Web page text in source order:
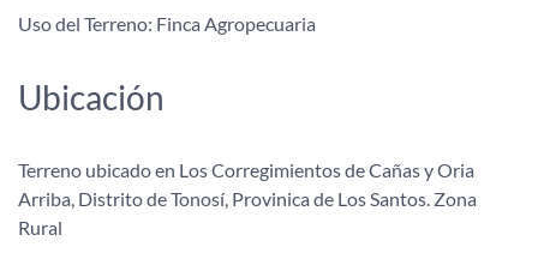
Uso del Terreno: Finca Agropecuaria
Ubicación
Terreno ubicado en Los Corregimientos de Cañas y Oria
Arriba, Distrito de Tonosí, Provinica de Los Santos. Zona
Rural